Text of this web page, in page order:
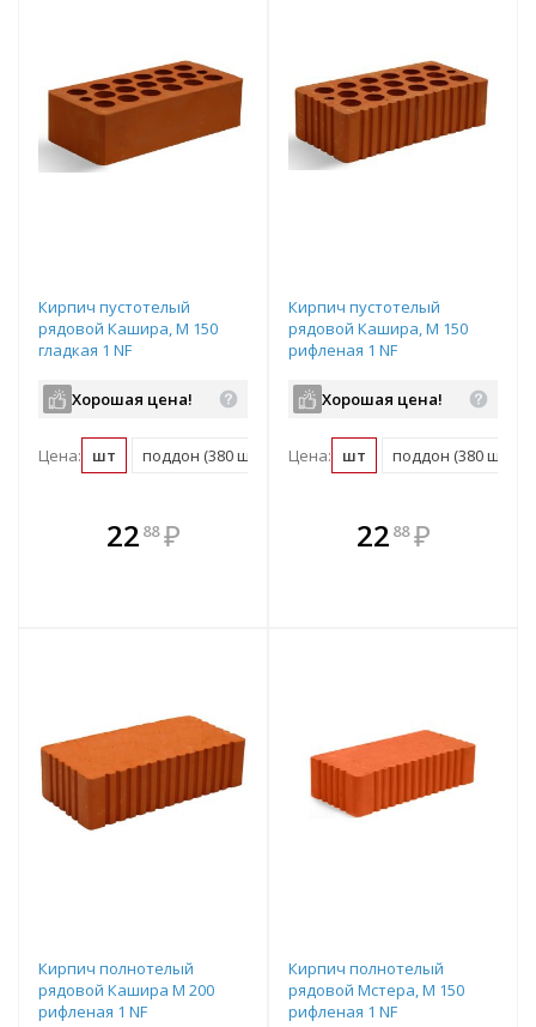
Кирпич пустотелый
рядовой Кашира, М 150
гладкая 1 NF
Хорошая цена!
Цена: шт поддон (380 шт)
22 88 ₽
В комплекте
всегда выгоднее!
Кирпич пустотелый
рядовой Кашира, М 150
рифленая 1 NF
Хорошая цена!
Цена: шт поддон (380 шт)
В комплекте
всегда выгоднее!
22 88 ₽
Кирпич полнотелый
рядовой Кашира М 200
рифленая 1 NF
Кирпич полнотелый
рядовой Мстера, М 150
рифленая 1 NF